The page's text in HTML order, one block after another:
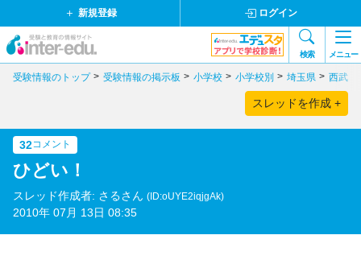
新規登録 ログイン
検索 メニュー
受験情報のトップ 受験情報の掲示板 小学校 小学校別 埼玉県 西武学
スレッドを作成 +
32コメント
ひどい！
スレッド作成者: さるさん (ID:oUYE2iqjgAk)
2010年 07月 13日 08:35